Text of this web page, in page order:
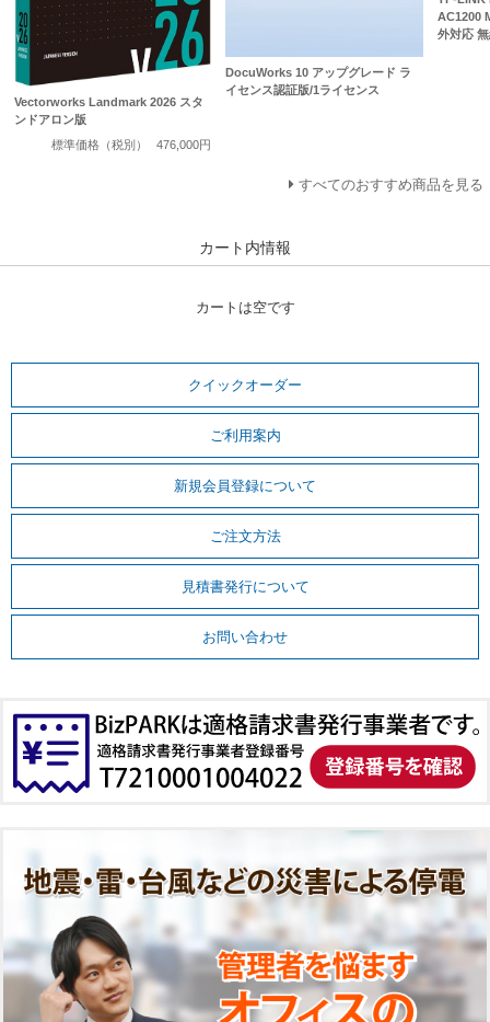
Vectorworks Landmark 2026 スタ
ンドアロン版
標準価格（税別）
476,000円
DocuWorks 10 アップグレード ラ
イセンス認証版/1ライセンス
AC1200
外対応
すべてのおすすめ商品を見る
カート内情報
カートは空です
クイックオーダー
ご利用案内
新規会員登録について
ご注文方法
見積書発行について
お問い合わせ